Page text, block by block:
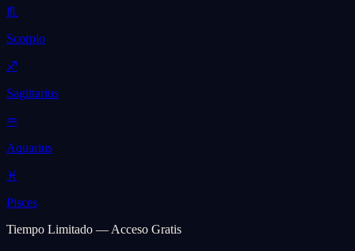
♏
Scorpio
♐
Sagittarius
♒
Aquarius
♓
Pisces
Tiempo Limitado — Acceso Gratis